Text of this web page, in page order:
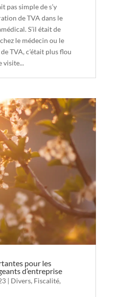
pas simple de s’y
de TVA dans le
S’il était de
le médecin ou le
TVA, c’était plus flou
visite...
pour les
d’entreprise
| Divers, Fiscalité,